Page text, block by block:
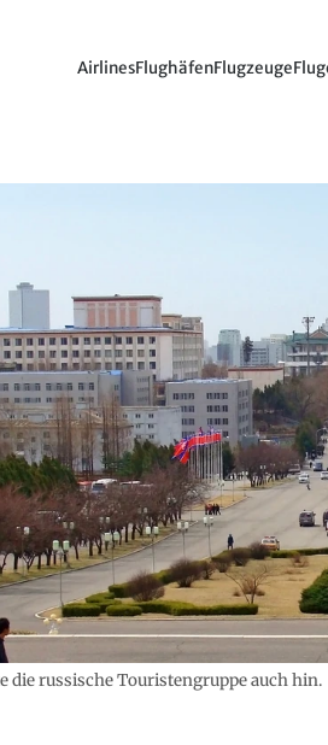
AirlinesFlughäfenFlugzeuge
die russische Touristengruppe auch hin.